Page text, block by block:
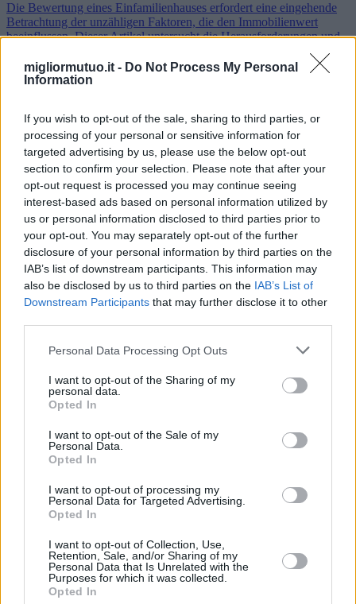
migliormutuo.it - Do Not Process My Personal
Information
If you wish to opt-out of the sale, sharing to third parties, or
processing of your personal or sensitive information for
targeted advertising by us, please use the below opt-out
section to confirm your selection. Please note that after your
opt-out request is processed you may continue seeing
interest-based ads based on personal information utilized by
us or personal information disclosed to third parties prior to
your opt-out. You may separately opt-out of the further
disclosure of your personal information by third parties on the
IAB’s list of downstream participants. This information may
also be disclosed by us to third parties on the IAB’s List of
Downstream Participants that may further disclose it to other
Personal Data Processing Opt Outs
I want to opt-out of the Sharing of my
personal data.
Opted In
I want to opt-out of the Sale of my
Personal Data.
Opted In
I want to opt-out of processing my
Personal Data for Targeted Advertising.
Opted In
I want to opt-out of Collection, Use,
Retention, Sale, and/or Sharing of my
Personal Data that Is Unrelated with the
Purposes for which it was collected.
Opted In
Die Bewertung eines Einfamilienhauses erfordert eine eingehende
Betrachtung der unzähligen Faktoren, die den Immobilienwert
beeinflussen. Dieser Artikel untersucht die Herausforderungen und
Weiterlesen
und Vorteile
Die Bewertung einer Wohnung zu verstehen, ist für Hausbesitzer
und Investoren gleichermaßen wichtig. Dieser Artikel befasst sich
Angebote…
Weiterlesen